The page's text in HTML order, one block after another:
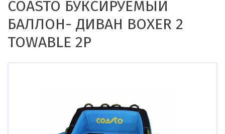
COASTO БУКСИРУЕМЫЙ
БАЛЛОН- ДИВАН BOXER 2
TOWABLE 2P